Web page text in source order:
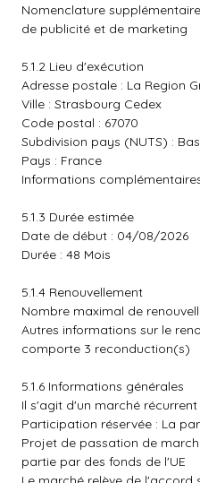
Nomenclature
de publicité et de marketing
5.1.2 Lieu d'exécution
Adresse postale : La Region
Ville : Strasbourg Cedex
Code postal : 67070
Subdivision pays (NUTS) :
Pays : France
Informations
5.1.3 Durée estimée
Date de début : 04/08/2026
Durée : 48 Mois
5.1.4 Renouvellement
Nombre maximal de
Autres informations sur le
comporte 3 reconduction(s)
5.1.6 Informations générales
Il s'agit d'un marché récurrent
Participation réservée : La
Projet de passation de
partie par des fonds de l'UE